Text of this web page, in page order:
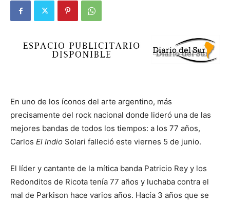
En uno de los íconos del arte argentino, más
precisamente del rock nacional donde lideró una de las
mejores bandas de todos los tiempos: a los 77 años,
Carlos El Indio Solari falleció este viernes 5 de junio.
El líder y cantante de la mítica banda Patricio Rey y los
Redonditos de Ricota tenía 77 años y luchaba contra el
mal de Parkison hace varios años. Hacía 3 años que se